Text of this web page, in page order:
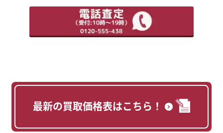
最新の買取価格表はこちら！